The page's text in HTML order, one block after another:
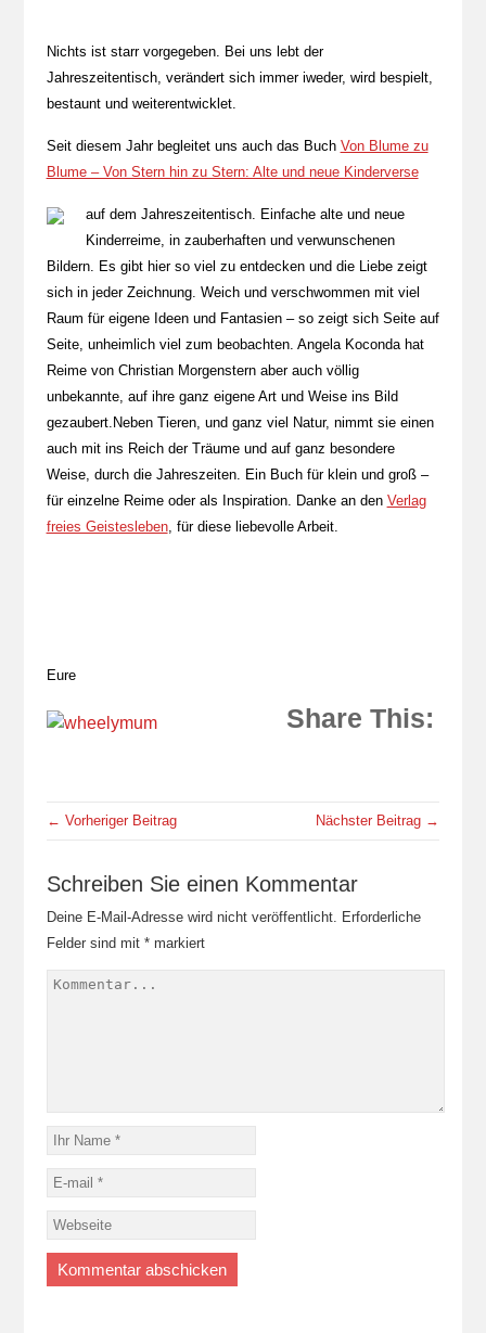
Nichts ist starr vorgegeben. Bei uns lebt der
Jahreszeitentisch, verändert sich immer iweder, wird bespielt,
bestaunt und weiterentwicklet.
Seit diesem Jahr begleitet uns auch das Buch Von Blume zu
Blume – Von Stern hin zu Stern: Alte und neue Kinderverse
auf dem Jahreszeitentisch. Einfache alte und neue
Kinderreime, in zauberhaften und verwunschenen
Bildern. Es gibt hier so viel zu entdecken und die Liebe zeigt
sich in jeder Zeichnung. Weich und verschwommen mit viel
Raum für eigene Ideen und Fantasien – so zeigt sich Seite auf
Seite, unheimlich viel zum beobachten. Angela Koconda hat
Reime von Christian Morgenstern aber auch völlig
unbekannte, auf ihre ganz eigene Art und Weise ins Bild
gezaubert.Neben Tieren, und ganz viel Natur, nimmt sie einen
auch mit ins Reich der Träume und auf ganz besondere
Weise, durch die Jahreszeiten. Ein Buch für klein und groß –
für einzelne Reime oder als Inspiration. Danke an den Verlag
freies Geistesleben, für diese liebevolle Arbeit.
Eure
Share This:
← Vorheriger Beitrag Nächster Beitrag →
Schreiben Sie einen Kommentar
Deine E-Mail-Adresse wird nicht veröffentlicht. Erforderliche
Felder sind mit *markiert